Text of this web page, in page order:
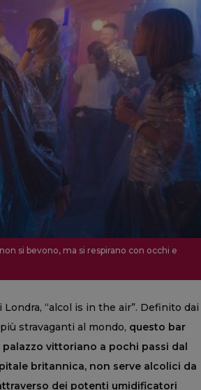
si bevono, ma si respirano con occhi e
“alcol is in the air”. Definito dai
stravaganti al mondo, questo bar
vittoriano a pochi passi dal
britannica, non serve alcolici da
dei potenti umidificatori